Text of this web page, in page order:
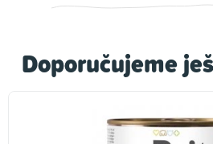
Doporučujeme